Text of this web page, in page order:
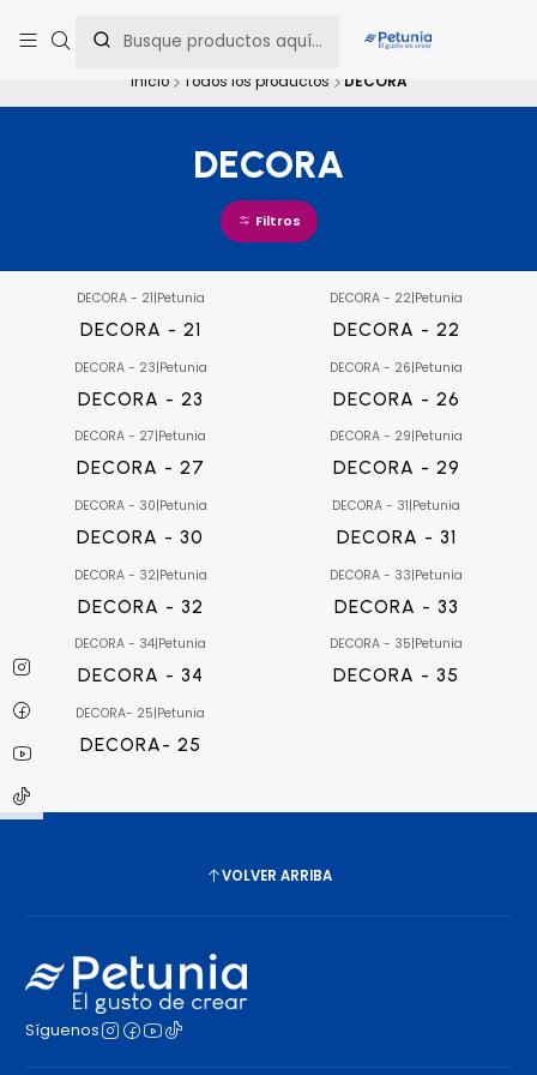
una asesoría personalizada.
Inicio Todos los productos DECORA
DECORA
Filtros
DECORA - 21|Petunia
DECORA - 21
DECORA - 22|Petunia
DECORA - 22
DECORA - 23|Petunia
DECORA - 23
DECORA - 26|Petunia
DECORA - 26
DECORA - 27|Petunia
DECORA - 27
DECORA - 29|Petunia
DECORA - 29
DECORA - 30|Petunia
DECORA - 30
DECORA - 31|Petunia
DECORA - 31
DECORA - 32|Petunia
DECORA - 32
DECORA - 33|Petunia
DECORA - 33
DECORA - 34|Petunia
DECORA - 34
DECORA - 35|Petunia
DECORA - 35
DECORA- 25|Petunia
DECORA- 25
VOLVER ARRIBA
Síguenos